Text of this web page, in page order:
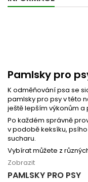
Pamlsky pro
K odměňování psa se
pamlsky pro psy v této
ještě lepším výkonům a
Po každém správně
v podobě keksíku,
sucharu.
Vybírat můžete z
Zobrazit
PAMLSKY PRO PSY